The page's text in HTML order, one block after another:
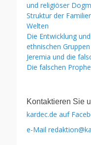
und religiöser
Struktur der
Welten
Die Entwicklung
ethnischen
Jeremia und die
Die falschen
Kontaktieren Sie
kardec.de auf
e-Mail